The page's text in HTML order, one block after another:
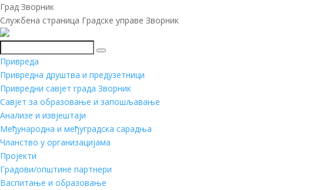
Град Зворник
Службена страница Градске управе Зворник
Претражи
Привреда
Привредна друштва и предузетници
Привредни савјет града Зворник
Савјет за образовање и запошљавање
Анализе и извјештаји
Међународна и међуградска сарадња
Чланство у организацијама
Пројекти
Градови/општине партнери
Васпитање и образовање